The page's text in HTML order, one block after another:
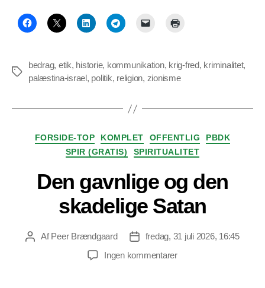
Tags
bedrag, etik, historie, kommunikation, krig-fred, kriminalitet,
palæstina-israel, politik, religion, zionisme
Kategorier
FORSIDE-TOP KOMPLET OFFENTLIG
PBDK
SPIR (GRATIS)
SPIRITUALITET
Den gavnlige og den
skadelige Satan
Indlægsforfatter
AfPeer Brændgaard Indlægsdato
fredag, 31 juli 2026, 16:45
Ingen kommentarertil